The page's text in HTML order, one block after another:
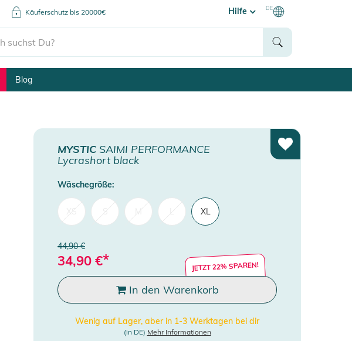
Käuferschutz bis 20000€ Hilfe DE
Blog
MYSTIC SAIMI PERFORMANCE
Lycrashort black
Wäschegröße:
XL
44,90 €
34,90 €* JETZT 22% SPAREN!
In den Warenkorb
Wenig auf Lager, aber in 1-3 Werktagen bei dir
(in DE) Mehr Informationen